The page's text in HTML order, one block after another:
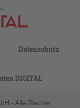
Datenschutz
DIGITAL
- Alle Rechte